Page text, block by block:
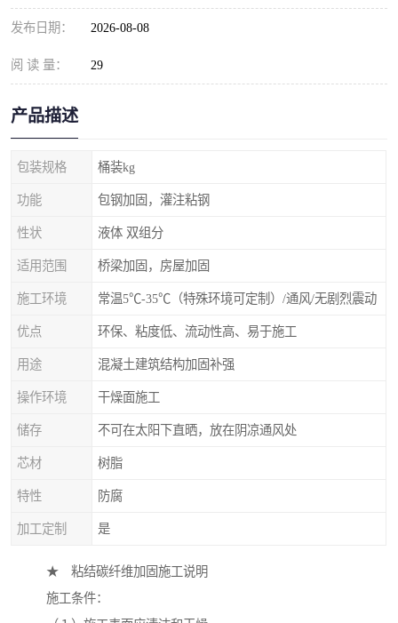
发布日期： 2026-08-08
阅 读 量： 29
产品描述
包装规格 桶装kg
功能 包钢加固，灌注粘钢
性状 液体 双组分
适用范围 桥梁加固，房屋加固
施工环境 常温5℃-35℃（特殊环境可定制）/通风/无剧烈震动
优点 环保、粘度低、流动性高、易于施工
用途 混凝土建筑结构加固补强
操作环境 干燥面施工
储存 不可在太阳下直晒，放在阴凉通风处
芯材 树脂
特性 防腐
加工定制 是
★ 粘结碳纤维加固施工说明
施工条件：